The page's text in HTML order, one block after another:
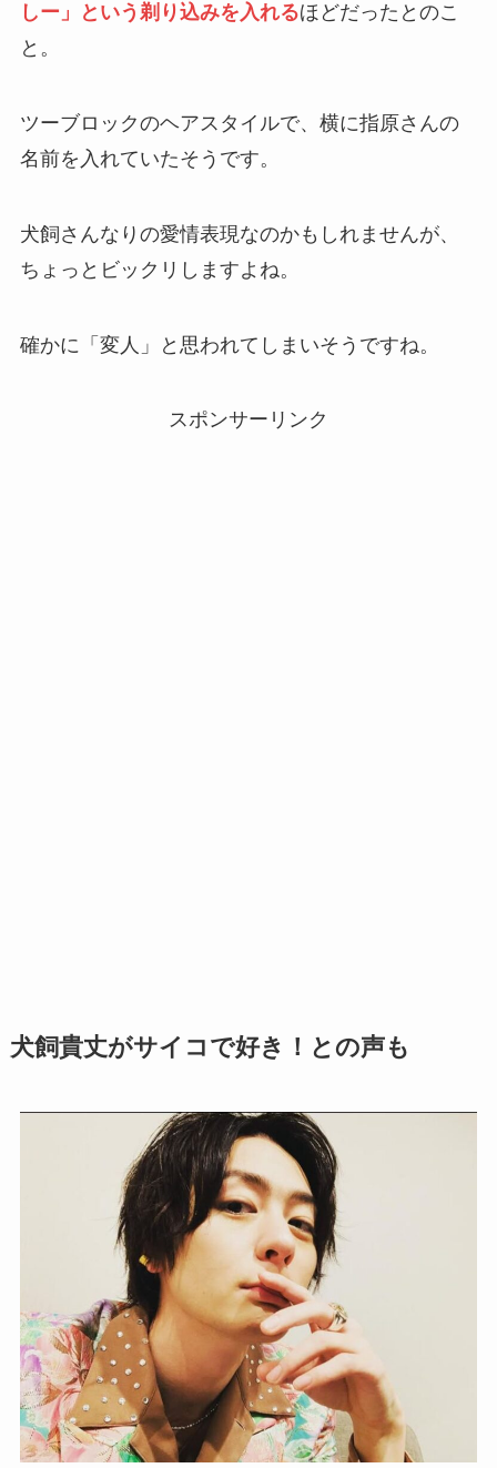
しー」という剃り込みを入れるほどだったとのこ
と。
ツーブロックのヘアスタイルで、横に指原さんの
名前を入れていたそうです。
犬飼さんなりの愛情表現なのかもしれませんが、
ちょっとビックリしますよね。
確かに「変人」と思われてしまいそうですね。
スポンサーリンク
犬飼貴丈がサイコで好き！との声も